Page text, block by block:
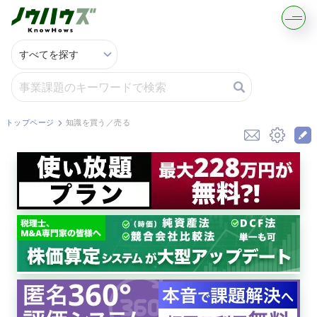
記事・コラムを読む
解決策を募集する
知識を買う／売る
契約書ひな型を探す
専門家に電話する
無料で株価を算定
資本政策を無料でお試し
トップページ 知識を買う／売る